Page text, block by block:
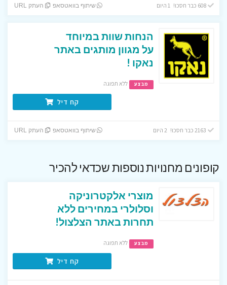
608 כבר חסכו! 1 היום שיתוף בוואטסאפ העתק URL
הנחות שוות במיוחד
על מגוון מותגים באתר
נאקו !
מבצע ללא תפוגה
קח דיל
שיתוף בוואטסאפ העתק URL
קופונים מחנויות נוספות שכדאי להכיר
מוצרי אלקטרוניקה
וסלולרי במחירים ללא
תחרות באתר הצלצול!
מבצע ללא תפוגה
קח דיל